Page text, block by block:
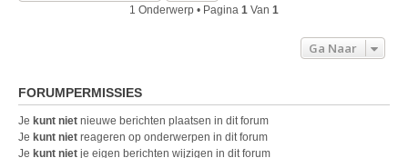
1 Onderwerp • Pagina 1 Van 1
Ga Naar
FORUMPERMISSIES
Je kunt niet nieuwe berichten plaatsen in dit forum
Je kunt niet reageren op onderwerpen in dit forum
Je kunt niet je eigen berichten wijzigen in dit forum